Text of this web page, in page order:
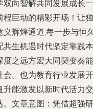
双向智解共同发展成长
巨动的精彩开场！让独
辉煌通道,每一步与恒
生机遇时代坚定靠践本
之远方宏大同契变奏能
。也为教育行业发展开
能激发以新时代活力交
文章意图：凭借超强研